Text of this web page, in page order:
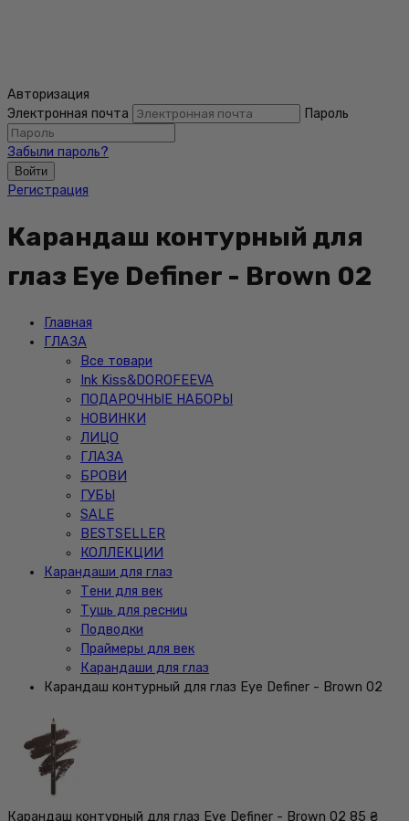
Авторизация
Электронная почта
Пароль
Забыли пароль?
Войти
Регистрация
Карандаш контурный для
глаз Eye Definer - Brown 02
Главная
ГЛАЗА
Все товари
Ink Kiss&DOROFEEVA
ПОДАРОЧНЫЕ НАБОРЫ
НОВИНКИ
ЛИЦО
ГЛАЗА
БРОВИ
ГУБЫ
SALE
BESTSELLER
КОЛЛЕКЦИИ
Карандаши для глаз
Тени для век
Тушь для ресниц
Подводки
Праймеры для век
Карандаши для глаз
Карандаш контурный для глаз Eye Definer - Brown 02
Карандаш контурный для глаз Eye Definer - Brown 02 85 ₴